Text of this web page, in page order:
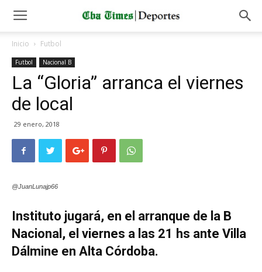
Inicio Futbol
Futbol Nacional B
La “Gloria” arranca el viernes
de local
29 enero, 2018
@JuanLunajp66
Instituto jugará, en el arranque de la B
Nacional, el viernes a las 21 hs ante Villa
Dálmine en Alta Córdoba.